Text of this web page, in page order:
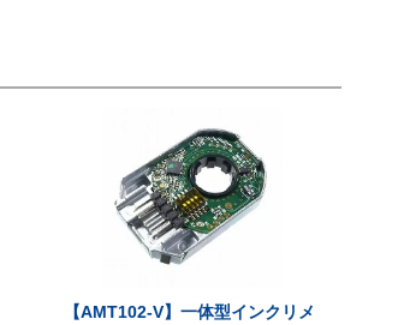
【AMT102-V】一体型インクリメ